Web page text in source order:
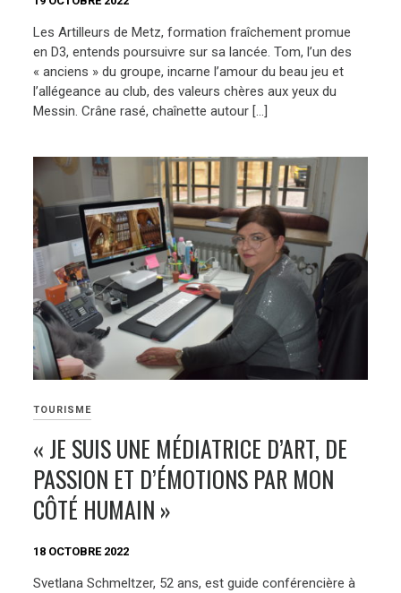
Les Artilleurs de Metz, formation fraîchement promue
en D3, entends poursuivre sur sa lancée. Tom, l’un des
« anciens » du groupe, incarne l’amour du beau jeu et
l’allégeance au club, des valeurs chères aux yeux du
Messin. Crâne rasé, chaînette autour […]
TOURISME
« JE SUIS UNE MÉDIATRICE D’ART, DE
PASSION ET D’ÉMOTIONS PAR MON
CÔTÉ HUMAIN »
18 OCTOBRE 2022
Svetlana Schmeltzer, 52 ans, est guide conférencière à